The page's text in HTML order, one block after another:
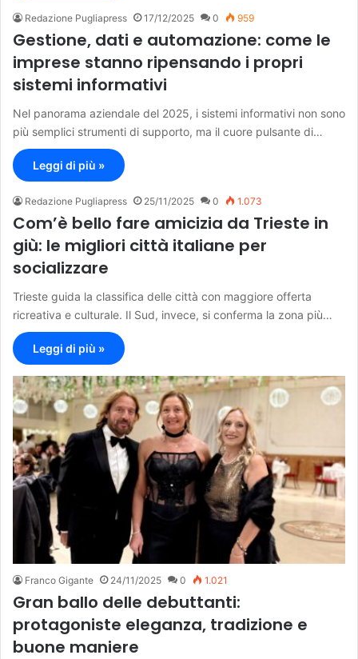
Redazione Pugliapress 17/12/2025 0 959
Gestione, dati e automazione: come le
imprese stanno ripensando i propri
sistemi informativi
Nel panorama aziendale del 2025, i sistemi informativi non sono
più semplici strumenti di supporto, ma il cuore pulsante di…
Leggi di più »
Redazione Pugliapress 25/11/2025 0 1.073
Com’è bello fare amicizia da Trieste in
giù: le migliori città italiane per
socializzare
Trieste guida la classifica delle città con maggiore offerta
ricreativa e culturale. Il Sud, invece, si conferma la zona più…
Leggi di più »
Franco Gigante 24/11/2025 0 1.021
Gran ballo delle debuttanti:
protagoniste eleganza, tradizione e
buone maniere